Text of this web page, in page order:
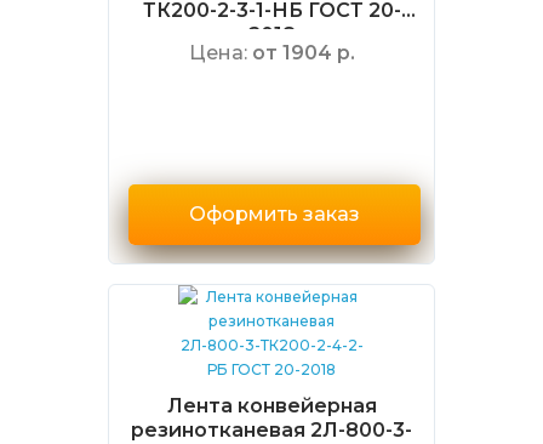
ТК200-2-3-1-НБ ГОСТ 20-
2018
Цена: от 1904 р.
Оформить заказ
Лента конвейерная
резинотканевая 2Л-800-3-